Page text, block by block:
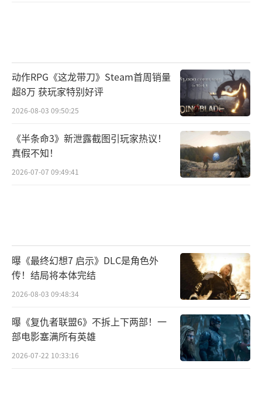
动作RPG《这龙带刀》Steam首周销量
超8万 获玩家特别好评
2026-08-03 09:50:25
《半条命3》新泄露截图引玩家热议！
真假不知！
2026-07-07 09:49:41
曝《最终幻想7 启示》DLC是角色外
传！结局将本体完结
2026-08-03 09:48:34
曝《复仇者联盟6》不拆上下两部！一
部电影塞满所有英雄
2026-07-22 10:33:16